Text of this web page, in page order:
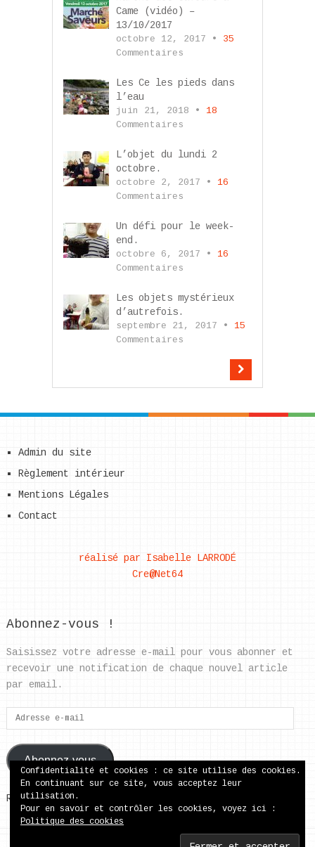
Came (vidéo) –
13/10/2017
octobre 12, 2017 • 35
Commentaires
Les Ce les pieds dans
l’eau
juin 21, 2018 • 18
Commentaires
L’objet du lundi 2
octobre.
octobre 2, 2017 • 16
Commentaires
Un défi pour le week-
end.
octobre 6, 2017 • 16
Commentaires
Les objets mystérieux
d’autrefois.
septembre 21, 2017 • 15
Commentaires
Admin du site
Règlement intérieur
Mentions Légales
Contact
réalisé par Isabelle LARRODÉ
Cre@Net64
Abonnez-vous !
Saisissez votre adresse e-mail pour vous abonner et
recevoir une notification de chaque nouvel article
par email.
Adresse
e-
mail
Abonnez-vous
Rejoignez les 37 autres abonnés
Copyright © 2026.
Confidentialité et cookies : ce site utilise des cookies.
En continuant sur ce site, vous acceptez leur
utilisation.
Pour en savoir et contrôler les cookies, voyez ici :
Politique des cookies